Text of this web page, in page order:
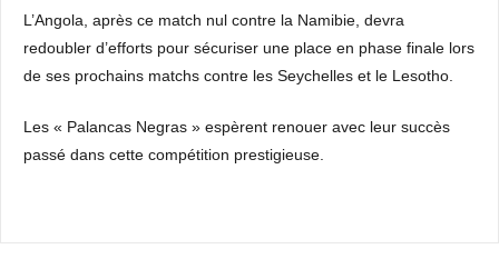
L’Angola, après ce match nul contre la Namibie, devra
redoubler d’efforts pour sécuriser une place en phase finale lors
de ses prochains matchs contre les Seychelles et le Lesotho.
Les « Palancas Negras » espèrent renouer avec leur succès
passé dans cette compétition prestigieuse.